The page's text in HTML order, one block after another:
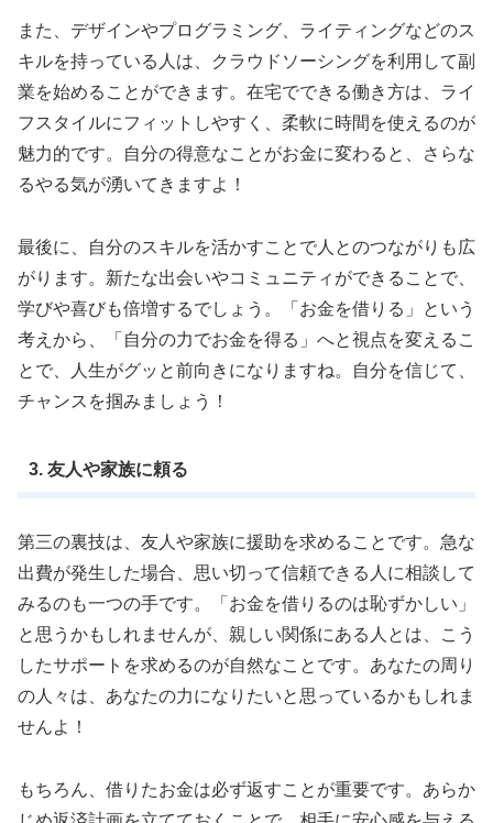
また、デザインやプログラミング、ライティングなどのス
キルを持っている人は、クラウドソーシングを利用して副
業を始めることができます。在宅でできる働き方は、ライ
フスタイルにフィットしやすく、柔軟に時間を使えるのが
魅力的です。自分の得意なことがお金に変わると、さらな
るやる気が湧いてきますよ！
最後に、自分のスキルを活かすことで人とのつながりも広
がります。新たな出会いやコミュニティができることで、
学びや喜びも倍増するでしょう。「お金を借りる」という
考えから、「自分の力でお金を得る」へと視点を変えるこ
とで、人生がグッと前向きになりますね。自分を信じて、
チャンスを掴みましょう！
3. 友人や家族に頼る
第三の裏技は、友人や家族に援助を求めることです。急な
出費が発生した場合、思い切って信頼できる人に相談して
みるのも一つの手です。「お金を借りるのは恥ずかしい」
と思うかもしれませんが、親しい関係にある人とは、こう
したサポートを求めるのが自然なことです。あなたの周り
の人々は、あなたの力になりたいと思っているかもしれま
せんよ！
もちろん、借りたお金は必ず返すことが重要です。あらか